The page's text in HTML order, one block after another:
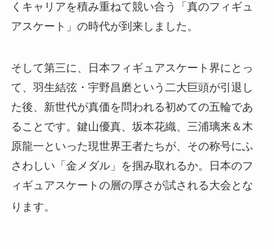
くキャリアを積み重ねて競い合う「真のフィギュ
アスケート」の時代が到来しました。
そして第三に、日本フィギュアスケート界にとっ
て、羽生結弦・宇野昌磨という二大巨頭が引退し
た後、新世代が真価を問われる初めての五輪であ
ることです。鍵山優真、坂本花織、三浦璃来＆木
原龍一といった現世界王者たちが、その称号にふ
さわしい「金メダル」を掴み取れるか。日本のフ
ィギュアスケートの層の厚さが試される大会とな
ります。